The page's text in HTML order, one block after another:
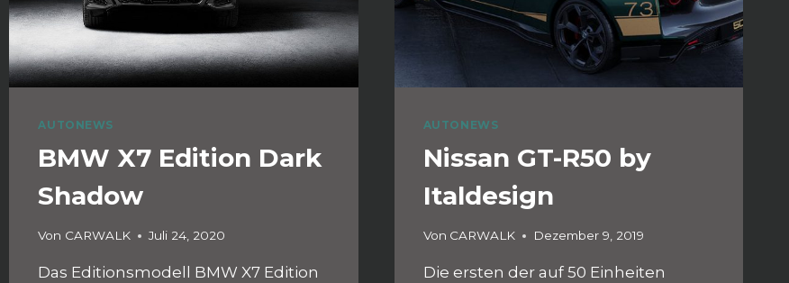
AUTONEWS
BMW X7 Edition Dark
Shadow
Von CARWALK Juli 24, 2020
Das Editionsmodell BMW X7 Edition
AUTONEWS
Nissan GT-R50 by
Italdesign
Von CARWALK Dezember 9, 2019
Die ersten der auf 50 Einheiten